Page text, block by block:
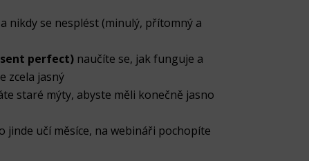
nikdy se nesplést (minulý, přítomný a
perfect)naučíte se, jak funguje a
zcela jasný
staré mýty, abyste měli konečně jasno
jinde učí měsíce, na webináři pochopíte